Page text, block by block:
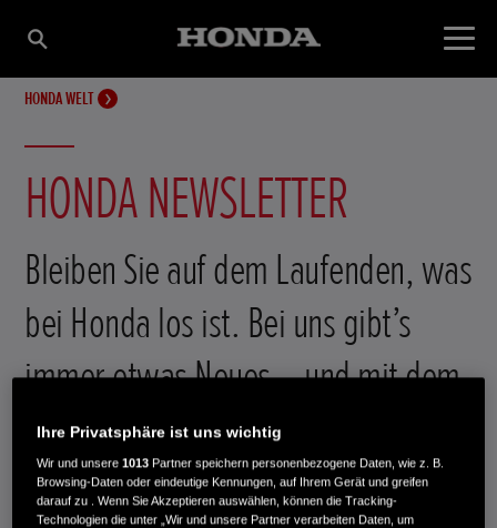
HONDA WELT
HONDA NEWSLETTER
Bleiben Sie auf dem Laufenden, was
bei Honda los ist. Bei uns gibt’s
immer etwas Neues – und mit dem
Newsletter gehören Sie zu den
ersten, die davon erfahren.
Ihre Privatsphäre ist uns wichtig
Wir und unsere1013 Partner speichern personenbezogene Daten, wie z. B.
Browsing-Daten oder eindeutige Kennungen, auf Ihrem Gerät und greifen
darauf zu . Wenn Sie Akzeptieren auswählen, können die Tracking-
Technologien die unter „Wir und unsere Partner verarbeiten Daten, um